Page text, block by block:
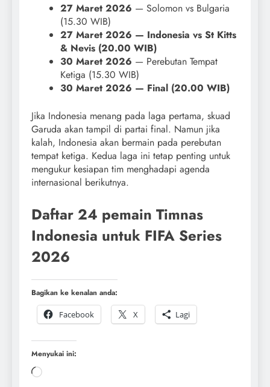
27 Maret 2026 — Solomon vs Bulgaria
(15.30 WIB)
27 Maret 2026 — Indonesia vs St Kitts
& Nevis (20.00 WIB)
30 Maret 2026 — Perebutan Tempat
Ketiga (15.30 WIB)
30 Maret 2026 — Final (20.00 WIB)
Jika Indonesia menang pada laga pertama, skuad
Garuda akan tampil di partai final. Namun jika
kalah, Indonesia akan bermain pada perebutan
tempat ketiga. Kedua laga ini tetap penting untuk
mengukur kesiapan tim menghadapi agenda
internasional berikutnya.
Daftar 24 pemain Timnas
Indonesia untuk FIFA Series
2026
Bagikan ke kenalan anda:
Facebook
X Lagi
Menyukai ini: